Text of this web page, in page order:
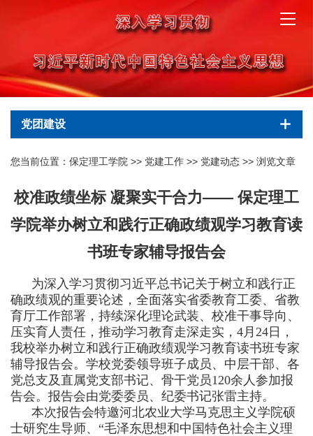
党团建设
您当前位置： 保定理工学院 >> 党建工作 >> 党建动态 >> 浏览文章
校准政绩坐标 凝聚实干合力—— 保定理工
学院举办树立和践行正确政绩观学习教育读
书班专家辅导报告会
为深入学习贯彻习近平总书记关于树立和践行正
确政绩观的重要论述，全面落实省委教育工委、省教
育厅工作部署，持续深化理论武装、校准干事导向、
压实育人责任，推动学习教育走深走实，4月24日，
我校举办树立和践行正确政绩观学习教育读书班专家
辅导报告会。学校党委领导班子成员、中层干部、各
党总支及直属党支部书记、骨干党员120余人参加报
告会。报告会由党委委员、纪委书记张雷主持。
本次报告会特邀河北农业大学马克思主义学院硕
士研究生导师、“毛泽东思想和中国特色社会主义理